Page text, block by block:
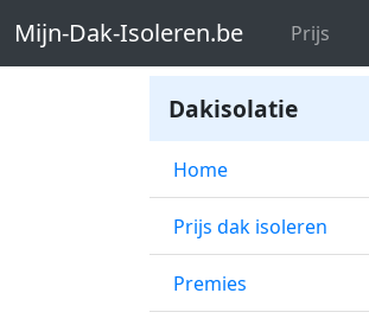
Mijn-Dak-Isoleren.be Prijs
Mijn-Dak-Isoleren.be
Dakisolatie
Home
Prijs dak isoleren
Premies